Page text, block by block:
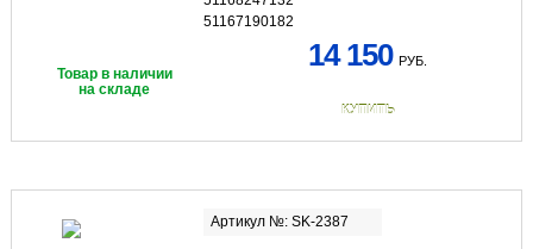
51167190182
Товар в наличии
на складе
14 150 РУБ.
КУПИТЬ
Артикул №: SK-2387